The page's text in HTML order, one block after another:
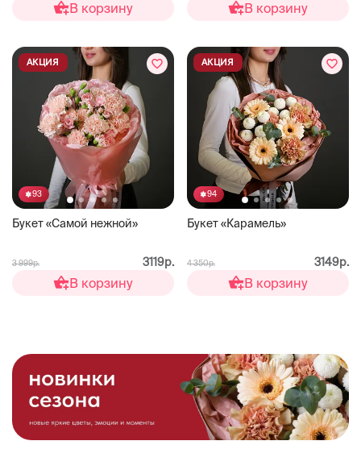
В корзину В корзину
93
Букет «Самой нежной»
АКЦИЯ
3 999р. 3119р.
В корзину
94
Букет «Карамель»
АКЦИЯ
4 350р. 3149р.
В корзину